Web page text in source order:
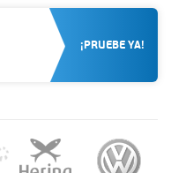
¡PRUEBE YA!